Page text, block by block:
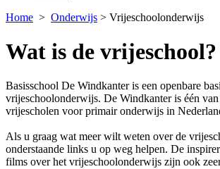
Home > Onderwijs > Vrijeschoolonderwijs
Wat is de vrijeschool?
Basisschool De Windkanter is een openbare
vrijeschoolonderwijs. De Windkanter is één
vrijescholen voor primair onderwijs in
Als u graag wat meer wilt weten over de
onderstaande links u op weg helpen. De
films over het vrijeschoolonderwijs zijn ook